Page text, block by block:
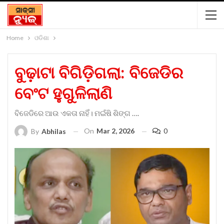
Home ଓଡିଶା
ବୁଢ଼ାଟା ବିଗିଡ଼ିଗଲା: ବିଜେଡିର
ବେଂଟ ହୁଗୁଳିଲାଣି
ବିଜେଡିରେ ଆଉ ଏକତା ନାହିଁ। ମଇଁଷି ଶିଙ୍ଗ ….
By Abhilas On Mar 2, 2026 0